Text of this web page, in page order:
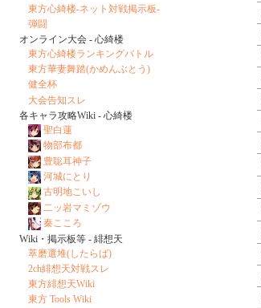
東方心綺楼-ネット対戦掲示板-
弾闘
オンライン大会 - 心綺楼
東方心綺楼ランキングバトル
東方華妻舞踏(かめんぶとう)
健全杯
大会告知スレ
各キャラ攻略Wiki - 心綺楼
聖白蓮
物部布都
豊聡耳神子
河城にとり
古明地こいし
二ッ岩マミゾウ
秦こころ
Wiki・掲示板等 - 緋想天
萃磨選堆(したらば)
2ch緋想天対戦スレ
東方緋想天Wiki
東方 Tools Wiki